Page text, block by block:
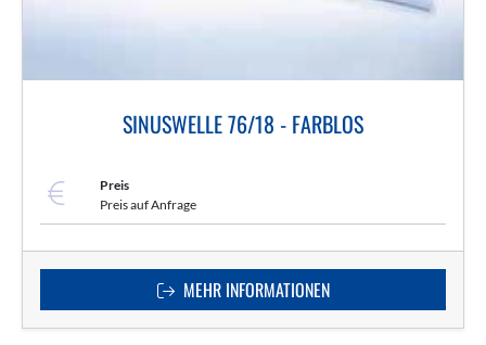
SINUSWELLE 76/18 - FARBLOS
Preis
Preis auf Anfrage
MEHR INFORMATIONEN